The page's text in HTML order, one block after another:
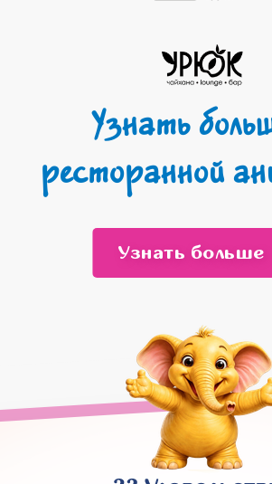
Узнать
ресторанной
Узнать больше